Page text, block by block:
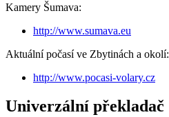
Kamery Šumava:
http://www.sumava.eu
Aktuální počasí ve Zbytinách a okolí:
http://www.pocasi-volary.cz
Univerzální překladač